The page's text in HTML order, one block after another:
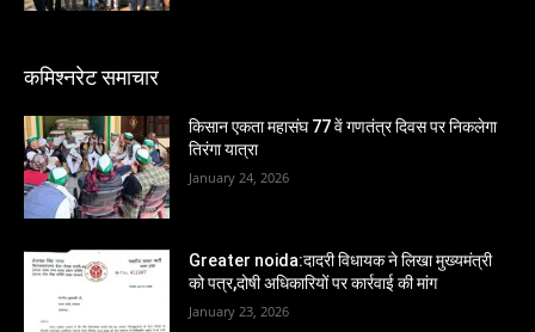
कमिश्नरेट समाचार
किसान एकता महासंघ 77 वें गणतंत्र दिवस पर निकलेगा
तिरंगा यात्रा
January 24, 2026
Greater noida:दादरी विधायक ने लिखा मुख्यमंत्री
को पत्र,दोषी अधिकारियों पर कार्रवाई की मांग
January 23, 2026